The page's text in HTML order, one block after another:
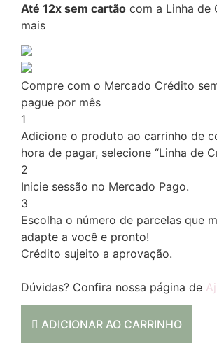
Até 12x sem cartão com a Linha de
mais
Compre com o Mercado Crédito
pague por mês
1
Adicione o produto ao carrinho de
hora de pagar, selecione “Linha de
2
Inicie sessão no Mercado Pago.
3
Escolha o número de parcelas que
adapte a você e pronto!
Crédito sujeito a aprovação.
Dúvidas? Confira nossa página de
ADICIONAR AO CARRINHO